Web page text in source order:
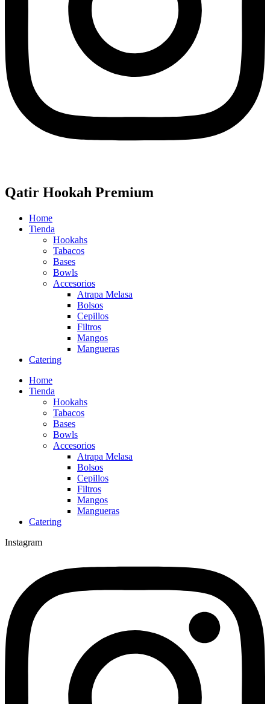
Qatir Hookah Premium
Home
Tienda
Hookahs
Tabacos
Bases
Bowls
Accesorios
Atrapa Melasa
Bolsos
Cepillos
Filtros
Mangos
Mangueras
Catering
Home
Tienda
Hookahs
Tabacos
Bases
Bowls
Accesorios
Atrapa Melasa
Bolsos
Cepillos
Filtros
Mangos
Mangueras
Catering
Instagram